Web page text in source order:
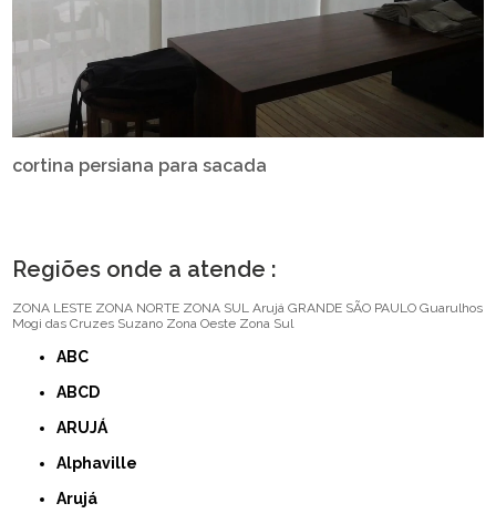
cortina persiana para sacada
Regiões onde a atende :
ZONA LESTE ZONA NORTE ZONA SUL Arujá GRANDE SÃO PAULO Guarulhos
Mogi das Cruzes Suzano Zona Oeste Zona Sul
ABC
ABCD
ARUJÁ
Alphaville
Arujá